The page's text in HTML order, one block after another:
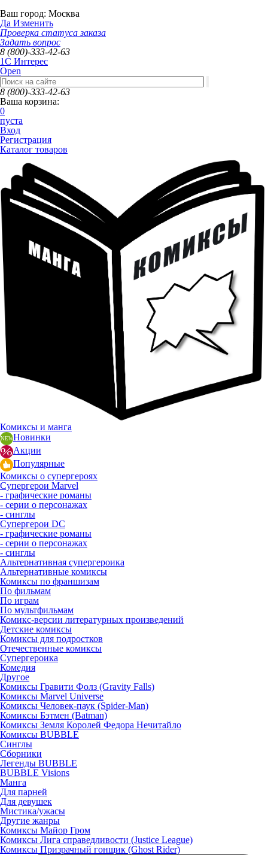
Ваш город: Москва
Да Изменить
Проверка статуса заказа
Задать вопрос
8 (800)-333-42-63
1C Интерес
Open
8 (800)-333-42-63
Ваша корзина:
0
пуста
Вход
Регистрация
Каталог товаров
Комиксы и манга
Новинки
Акции
Популярные
Комиксы о супергероях
Супергерои Marvel
- графические романы
- серии о персонажах
- синглы
Супергерои DC
- графические романы
- серии о персонажах
- синглы
Альтернативная супергероика
Альтернативные комиксы
Комиксы по франшизам
По фильмам
По играм
По мультфильмам
Комикс-версии литературных произведений
Детские комиксы
Комиксы для подростков
Отечественные комиксы
Супергероика
Комедия
Другое
Комиксы Гравити Фолз (Gravity Falls)
Комиксы Marvel Universe
Комиксы Человек-паук (Spider-Man)
Комиксы Бэтмен (Batman)
Комиксы Земля Королей Федора Нечитайло
Комиксы BUBBLE
Синглы
Сборники
Легенды BUBBLE
BUBBLE Visions
Манга
Для парней
Для девушек
Мистика/ужасы
Другие жанры
Комиксы Майор Гром
Комиксы Лига справедливости (Justice League)
Комиксы Призрачный гонщик (Ghost Rider)